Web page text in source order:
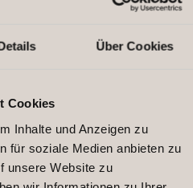
Über Cookies
Cookies
Inhalte und Anzeigen zu
für soziale Medien anbieten zu
unsere Website zu